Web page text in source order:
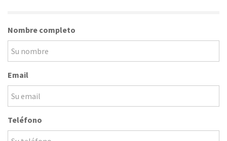
Nombre completo
Email
Teléfono